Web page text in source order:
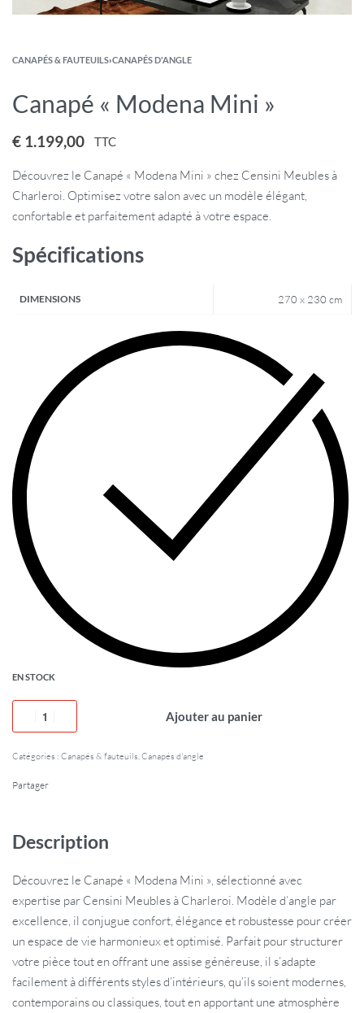
CANAPÉS & FAUTEUILS›CANAPÉS D'ANGLE
Canapé « Modena Mini »
€ 1.199,00 TTC
Découvrez le Canapé « Modena Mini » chez Censini Meubles à
Charleroi. Optimisez votre salon avec un modèle élégant,
confortable et parfaitement adapté à votre espace.
Spécifications
DIMENSIONS 270 x 230 cm
EN STOCK
Ajouter au panier
Catégories : Canapés & fauteuils,Canapés d'angle
Partager
Description
Découvrez le Canapé « Modena Mini », sélectionné avec
expertise par Censini Meubles à Charleroi. Modèle d’angle par
excellence, il conjugue confort, élégance et robustesse pour créer
un espace de vie harmonieux et optimisé. Parfait pour structurer
votre pièce tout en offrant une assise généreuse, il s’adapte
facilement à différents styles d’intérieurs, qu’ils soient modernes,
contemporains ou classiques, tout en apportant une atmosphère